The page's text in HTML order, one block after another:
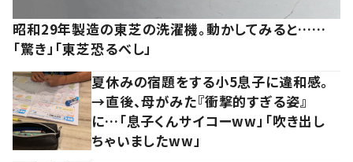
昭和29年製造の東芝の洗濯機。動かしてみると……
「驚き」「東芝恐るべし」
夏休みの宿題をする小5息子に違和感。
→直後、母がみた『衝撃的すぎる姿』
に…「息子くんサイコーww」「吹き出し
ちゃいましたww」